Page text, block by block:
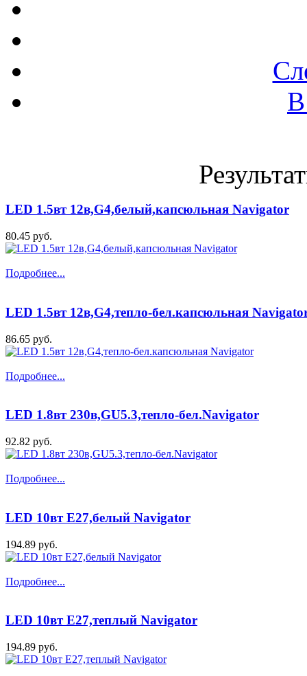
LED 1.5вт 12в,G4,белый,капсюльная Navigator
80.45 руб.
Подробнее...
LED 1.5вт 12в,G4,тепло-бел.капсюльная
86.65 руб.
Подробнее...
LED 1.8вт 230в,GU5.3,тепло-бел.Navigator
92.82 руб.
Подробнее...
LED 10вт Е27,белый Navigator
194.89 руб.
Подробнее...
LED 10вт Е27,теплый Navigator
194.89 руб.